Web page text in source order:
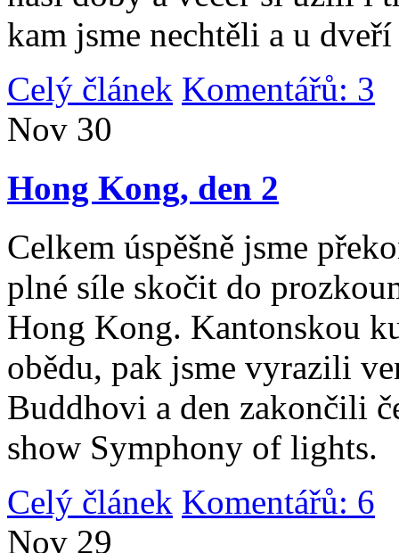
kam jsme nechtěli a u
Celý článek Komentářů: 3
Nov 30
Hong Kong, den 2
Celkem úspěšně jsme
plné síle skočit do
Hong Kong. Kantonskou
obědu, pak jsme vyrazili
Buddhovi a den zakončili
show Symphony of lights.
Celý článek Komentářů: 6
Nov 29